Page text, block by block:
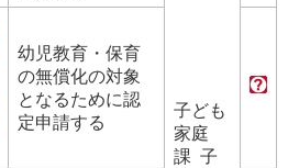
子ども
家庭
課 子
幼児教育・保育
の無償化の対象
となるために認
定申請する